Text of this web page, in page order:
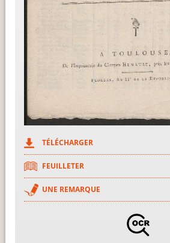
TÉLÉCHARGER
FEUILLETER
UNE REMARQUE